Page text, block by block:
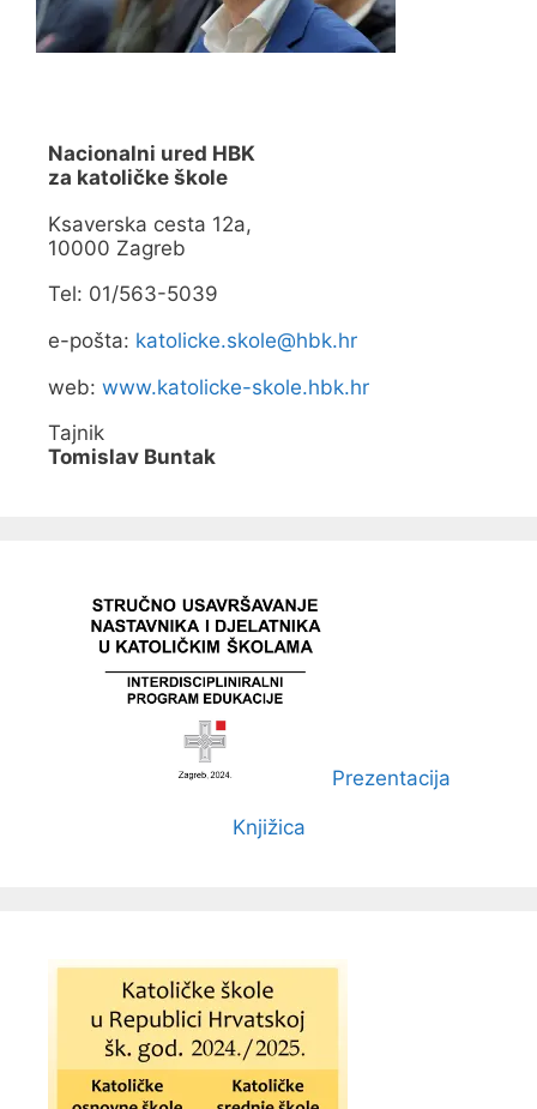
Nacionalni ured HBK
za katoličke škole
Ksaverska cesta 12a,
10000 Zagreb
Tel: 01/563-5039
e-pošta: katolicke.skole@hbk.hr
web: www.katolicke-skole.hbk.hr
Tajnik
Tomislav Buntak
Prezentacija
Knjižica